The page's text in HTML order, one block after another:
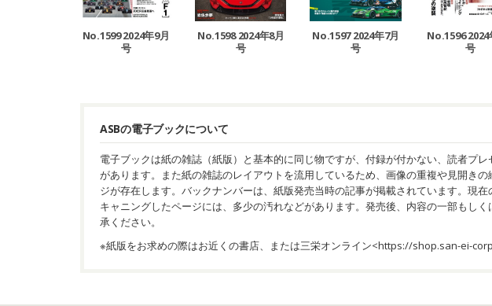
No.1599 2024年9月
号
No.1598 2024年8月
号
No.1597 2024年7月
号
No.1596 2024
号
ASBの電子ブックについて
電子ブックは紙の雑誌（紙版）と基本的に同じ物ですが、付録が付かない、読者プ
があります。また紙の雑誌のレイアウトを流用しているため、画像の重複や見開き
ジが存在します。バックナンバーは、紙版発売当時の記事が掲載されています。現
キャニングしたページには、多少の汚れなどがあります。発売後、内容の一部もし
承ください。
※紙版をお求めの際はお近くの書店、または三栄オンライン<https://shop.san-ei-